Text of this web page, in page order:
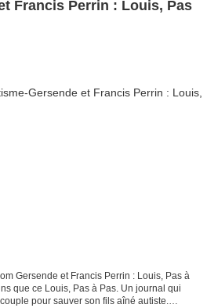
Francis Perrin : Louis, Pas
Gersende et Francis Perrin : Louis, Pas à
que ce Louis, Pas à Pas. Un journal qui
pour sauver son fils aîné autiste.